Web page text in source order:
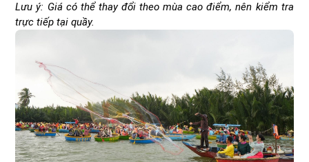
Lưu ý: Giá có thể thay đổi theo mùa cao điểm, nên kiểm tra
trực tiếp tại quầy.